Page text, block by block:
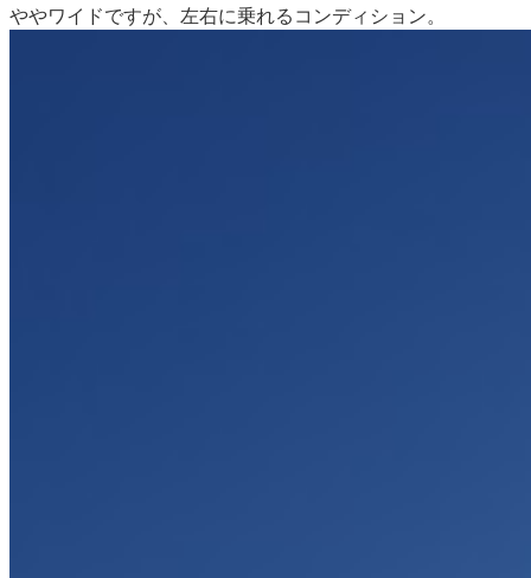
ややワイドですが、左右に乗れるコンディション。